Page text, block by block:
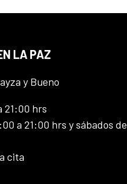
LA PAZ
y Bueno
21:00 hrs
a 21:00 hrs y sábados de
cita